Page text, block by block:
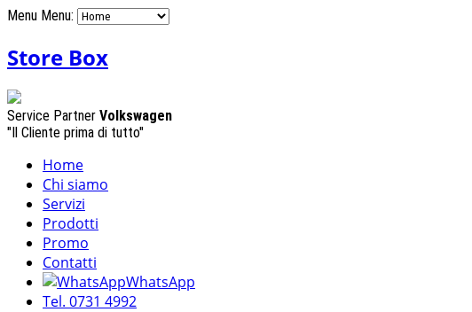
Menu Menu:
Store Box
Service Partner Volkswagen
"Il Cliente prima di tutto"
Home
Chi siamo
Servizi
Prodotti
Promo
Contatti
WhatsApp
Tel. 0731 4992